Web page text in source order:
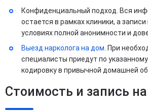
Конфиденциальный подход. Вся
остается в рамках клиники, а
условиях полной анонимности и
Выезд нарколога на дом . При
специалисты приедут по
кодировку в привычной домашней
Стоимость и запись